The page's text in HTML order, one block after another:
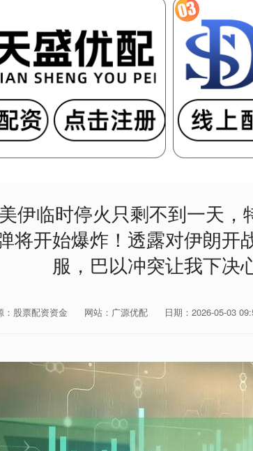
伊临时停火只剩不到一天，
将开始爆炸！透露对伊朗开
服，巴以冲突让我下决
：股票配资资金 网站：广源优配 日期：2026-05-03